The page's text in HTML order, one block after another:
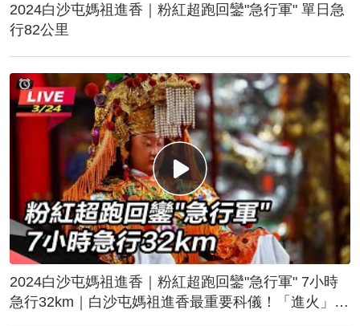
2024白沙屯媽祖進香｜粉紅超跑回鑾"急行軍" 單日急
行82公里
2024白沙屯媽祖進香｜粉紅超跑回鑾"急行軍" 7小時
急行32km｜白沙屯媽祖進香最重要科儀！「進火」儀